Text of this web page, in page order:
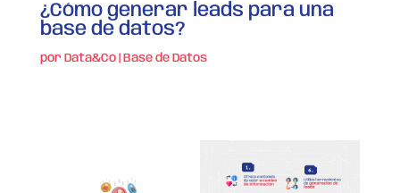
¿Cómo generar leads para una
base de datos?
por Data&Co| Base de Datos